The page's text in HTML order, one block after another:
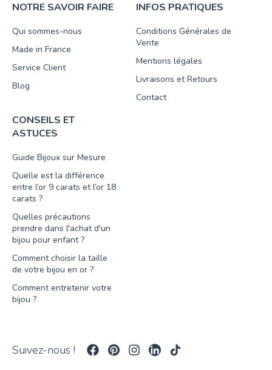
NOTRE SAVOIR FAIRE
Qui sommes-nous
Made in France
Service Client
Blog
INFOS PRATIQUES
Conditions Générales de
Vente
Mentions légales
Livraisons et Retours
Contact
CONSEILS ET
ASTUCES
Guide Bijoux sur Mesure
Quelle est la différence
entre l’or 9 carats et l’or 18
carats ?
Quelles précautions
prendre dans l'achat d'un
bijou pour enfant ?
Comment choisir la taille
de votre bijou en or ?
Comment entretenir votre
bijou ?
Suivez-nous !